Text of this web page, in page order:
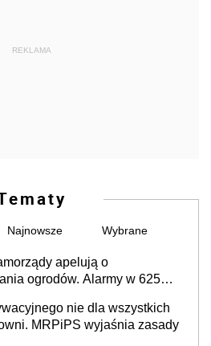
REKLAMA
Najnowsze Wybrane
apelują o
ogrodów. Alarmy w 625
nie dla wszystkich
MRPiPS wyjaśnia zasady